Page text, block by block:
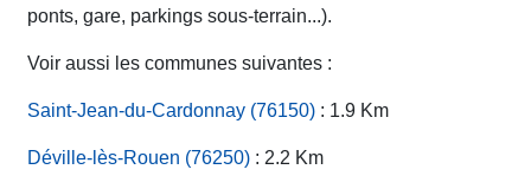
ponts, gare, parkings sous-terrain...).
Voir aussi les communes suivantes :
Saint-Jean-du-Cardonnay (76150) : 1.9 Km
Déville-lès-Rouen (76250) : 2.2 Km